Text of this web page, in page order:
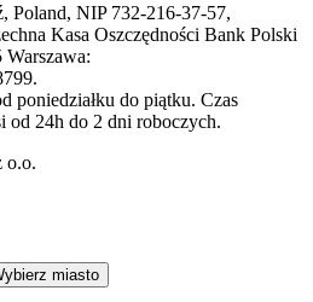
Poland, NIP 732-216-37-57,
Kasa Oszczędności Bank Polski
Warszawa:
poniedziałku do piątku. Czas
od 24h do 2 dni roboczych.
o.o.